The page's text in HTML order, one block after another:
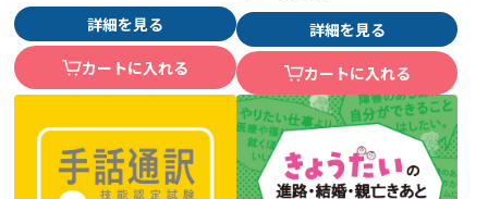
詳細を見る
カートに入れる
詳細を見る
カートに入れる